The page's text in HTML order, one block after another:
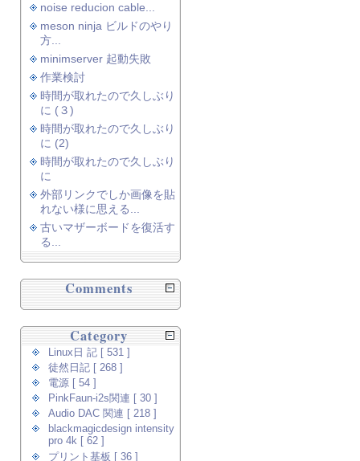
noise reducion cable...
meson ninja ビルドのやり
方...
minimserver 起動失敗
作業検討
時間が取れたので久しぶり
に (３)
時間が取れたので久しぶり
に (2)
時間が取れたので久しぶり
に
外部リンクでしか画像を貼
れない様に思える...
古いマザーボードを復活す
る...
Comments
Category
Linux日 記 [ 531 ]
徒然日記 [ 268 ]
電源 [ 54 ]
PinkFaun-i2s関連 [ 30 ]
Audio DAC 関連 [ 218 ]
blackmagicdesign intensity
pro 4k [ 62 ]
プリント基板 [ 36 ]